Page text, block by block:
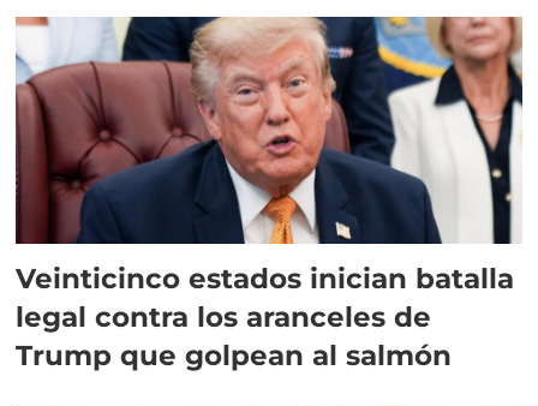
Veinticinco estados inician batalla
legal contra los aranceles de
Trump que golpean al salmón